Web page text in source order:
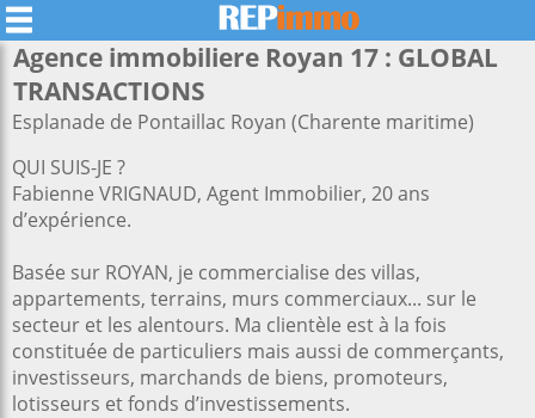
Agence immobiliere Royan 17 : GLOBAL
TRANSACTIONS
Esplanade de Pontaillac Royan (Charente maritime)
QUI SUIS-JE ?
Fabienne VRIGNAUD, Agent Immobilier, 20 ans
d’expérience.
Basée sur ROYAN, je commercialise des villas,
appartements, terrains, murs commerciaux... sur le
secteur et les alentours. Ma clientèle est à la fois
constituée de particuliers mais aussi de commerçants,
investisseurs, marchands de biens, promoteurs,
lotisseurs et fonds d’investissements.